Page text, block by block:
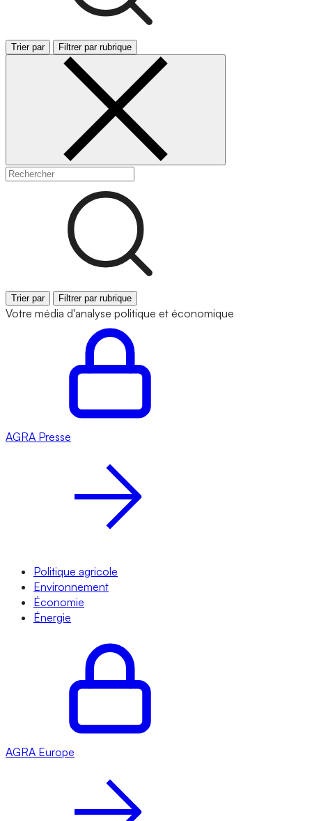
Trier par Filtrer par rubrique
Trier par Filtrer par rubrique
Votre média d'analyse politique et économique
AGRA Presse
Politique agricole
Environnement
Économie
Énergie
AGRA Europe